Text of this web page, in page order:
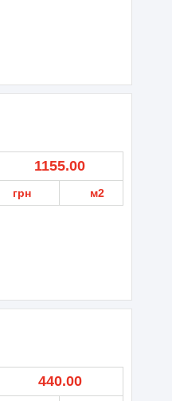
1155.00
грн м2
440.00